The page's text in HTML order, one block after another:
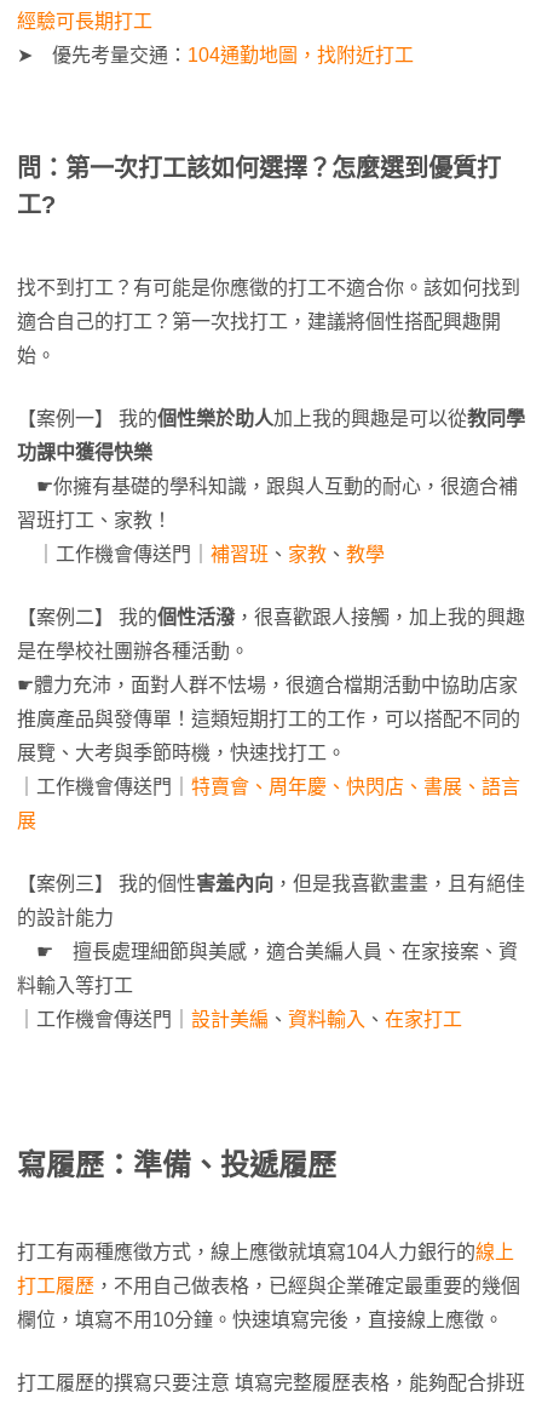
經驗可長期打工
➤ 優先考量交通： 104通勤地圖，找附近打工
問：第一次打工該如何選擇？怎麼選到優質打
工?
找不到打工？有可能是你應徵的打工不適合你。該如何找到
適合自己的打工？第一次找打工，建議將個性搭配興趣開
始。
【案例一】 我的個性樂於助人加上我的興趣是可以從教同學
功課中獲得快樂
☛你擁有基礎的學科知識，跟與人互動的耐心，很適合補
習班打工、家教！
｜工作機會傳送門｜ 補習班 、 家教 、 教學
【案例二】 我的個性活潑，很喜歡跟人接觸，加上我的興趣
是在學校社團辦各種活動。
☛體力充沛，面對人群不怯場，很適合檔期活動中協助店家
推廣產品與發傳單！這類短期打工的工作，可以搭配不同的
展覽、大考與季節時機，快速找打工。
｜工作機會傳送門｜ 特賣會、周年慶、快閃店、書展、語言
展
【案例三】 我的個性害羞內向 ，但是我喜歡畫畫，且有絕佳
的設計能力
☛ 擅長處理細節與美感，適合美編人員、在家接案、資
料輸入等打工
｜工作機會傳送門｜ 設計美編 、 資料輸入 、 在家打工
寫履歷：準備、投遞履歷
打工有兩種應徵方式，線上應徵就填寫104人力銀行的線上
打工履歷 ，不用自己做表格，已經與企業確定最重要的幾個
欄位，填寫不用10分鐘。快速填寫完後，直接線上應徵。
打工履歷的撰寫只要注意 填寫完整履歷表格，能夠配合排班